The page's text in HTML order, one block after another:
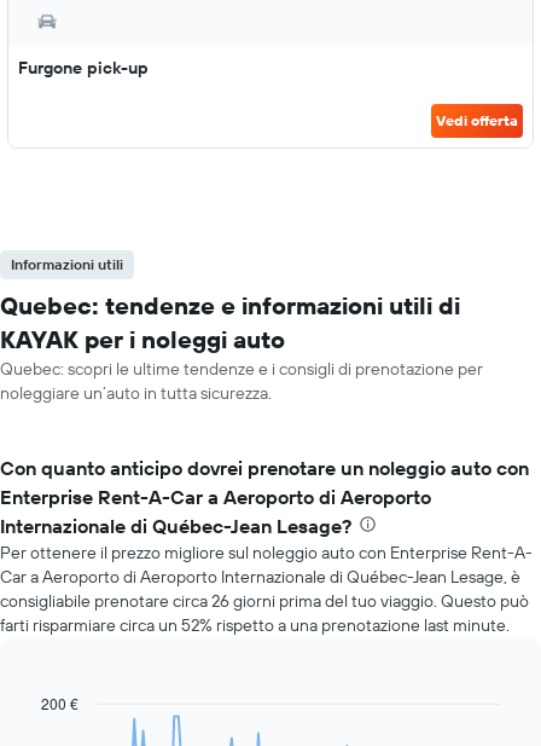
Furgone pick-up
Vedi offerta
Informazioni utili
Quebec: tendenze e informazioni utili di
KAYAK per i noleggi auto
Quebec: scopri le ultime tendenze e i consigli di prenotazione per
noleggiare un’auto in tutta sicurezza.
Con quanto anticipo dovrei prenotare un noleggio auto con
Enterprise Rent-A-Car a Aeroporto di Aeroporto
Internazionale di Québec-Jean Lesage?
Per ottenere il prezzo migliore sul noleggio auto con Enterprise Rent-A-
Car a Aeroporto di Aeroporto Internazionale di Québec-Jean Lesage, è
consigliabile prenotare circa 26 giorni prima del tuo viaggio. Questo può
farti risparmiare circa un 52% rispetto a una prenotazione last minute.
Line
Chart
200 €